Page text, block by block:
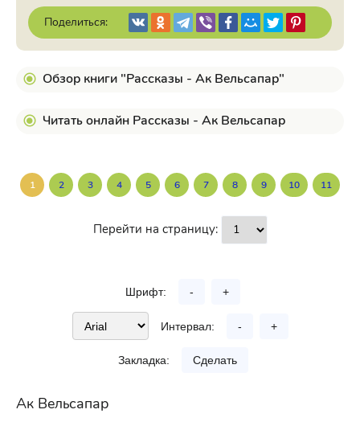
Поделиться:
Обзор книги "Рассказы - Ак Вельсапар"
Читать онлайн Рассказы - Ак Вельсапар
1 2 3 4 5 6 7 8 9 10 11
Перейти на страницу:
Шрифт: - +
Интервал: - +
Закладка: Сделать
Ак Вельсапар